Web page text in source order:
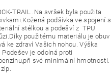
TRAIL .Na svršek byla použita
podšívka ve spojení s
stélkou a podešví z TPU
použitému materiálu je obuv
ke zdraví Vašich nohou. Výška
je odolná proti
své minimální hmotnosti.